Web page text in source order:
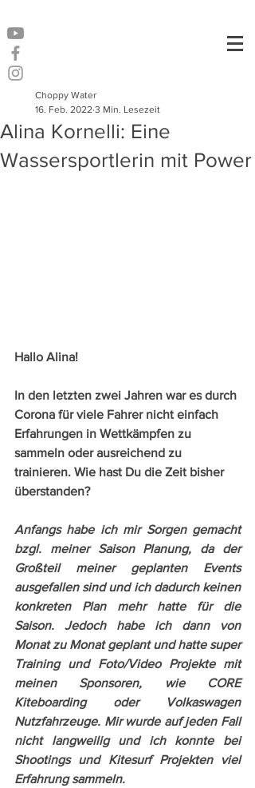
Alina Kornelli: Eine
Wassersportlerin mit Power
Choppy Water
16. Feb. 2022 3 Min. Lesezeit
Hallo Alina!
In den letzten zwei Jahren war es durch
Corona für viele Fahrer nicht einfach
Erfahrungen in Wettkämpfen zu
sammeln oder ausreichend zu
trainieren. Wie hast Du die Zeit bisher
überstanden?
Anfangs habe ich mir Sorgen gemacht
bzgl. meiner Saison Planung, da der
Großteil meiner geplanten Events
ausgefallen sind und ich dadurch keinen
konkreten Plan mehr hatte für die
Saison. Jedoch habe ich dann von
Monat zu Monat geplant und hatte super
Training und Foto/Video Projekte mit
meinen Sponsoren, wie CORE
Kiteboarding oder Volkaswagen
Nutzfahrzeuge. Mir wurde auf jeden Fall
nicht langweilig und ich konnte bei
Shootings und Kitesurf Projekten viel
Erfahrung sammeln.